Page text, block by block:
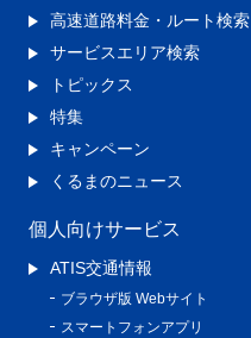
高速道路料金・ルート検索
サービスエリア検索
トピックス
特集
キャンペーン
くるまのニュース
個人向けサービス
ATIS交通情報
ブラウザ版 Webサイト
スマートフォンアプリ